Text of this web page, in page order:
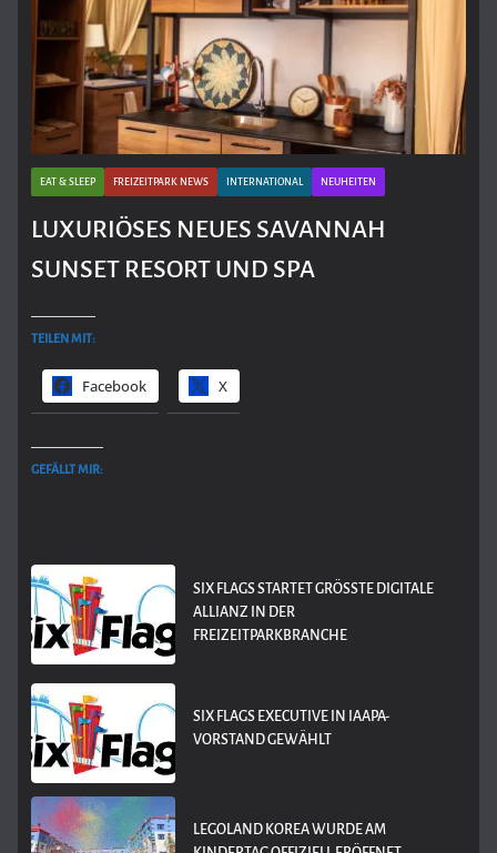
EAT & SLEEP FREIZEITPARK NEWS INTERNATIONAL NEUHEITEN
LUXURIÖSES NEUES SAVANNAH
SUNSET RESORT UND SPA
TEILEN MIT:
Facebook X
GEFÄLLT MIR:
SIX FLAGS STARTET GRÖSSTE DIGITALE A
LLIANZ IN DER F
REIZEITPARKBRANCHE
SIX FLAGS EXECUTIVE IN IAAPA-
VORSTAND GEWÄHLT
LEGOLAND KOREA WURDE AM